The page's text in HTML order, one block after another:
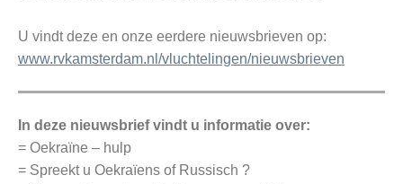
U vindt deze en onze eerdere nieuwsbrieven op:
www.rvkamsterdam.nl/vluchtelingen/nieuwsbrieven
In deze nieuwsbrief vindt u informatie over:
= Oekraïne – hulp
= Spreekt u Oekraïens of Russisch ?